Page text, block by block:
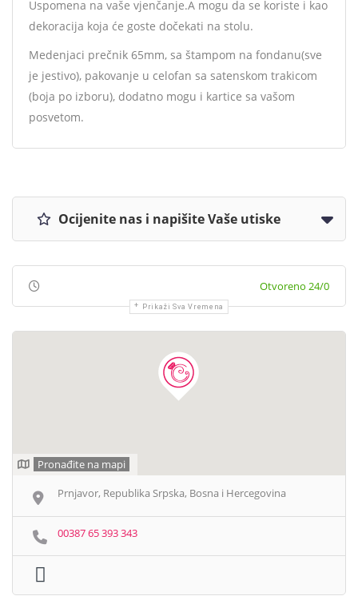
Uspomena na vaše vjenčanje.A mogu da se koriste i kao
dekoracija koja će goste dočekati na stolu.
Medenjaci prečnik 65mm, sa štampom na fondanu(sve
je jestivo), pakovanje u celofan sa satenskom trakicom
(boja po izboru), dodatno mogu i kartice sa vašom
posvetom.
Ocijenite nas i napišite Vaše utiske
Otvoreno 24/0
Prikaži Sva Vremena
Pronađite na mapi
Prnjavor, Republika Srpska, Bosna i Hercegovina
00387 65 393 343